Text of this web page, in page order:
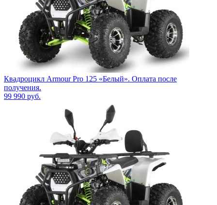
Квадроцикл Armour Pro 125 «Белый». Оплата после
получения.
99 990 руб.